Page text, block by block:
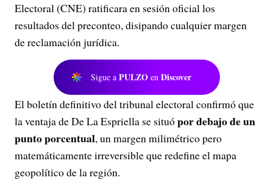
Electoral (CNE) ratificara en sesión oficial los
resultados del preconteo, disipando cualquier margen
de reclamación jurídica.
Sigue a PULZO en Discover
El boletín definitivo del tribunal electoral confirmó que
la ventaja de De La Espriella se situópor debajo de un
punto porcentual, un margen milimétrico pero
matemáticamente irreversible que redefine el mapa
geopolítico de la región.